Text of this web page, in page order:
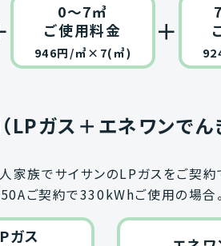
0～7㎥
ご使用料金
946円/㎥×7(㎥)
＋
LPガス＋エネワンでん
家族でサイサンのLPガスをご契
50Aご契約で330kWhご使用の場合。
ガス